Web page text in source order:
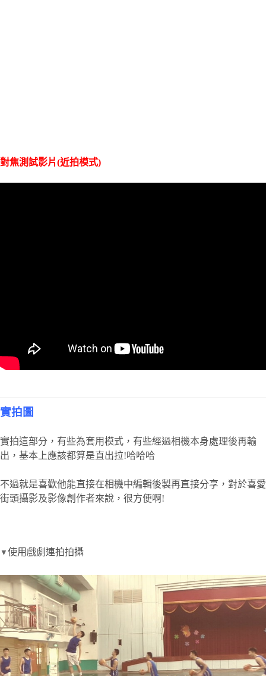
對焦測試影片(近拍模式)
實拍圖
實拍這部分，有些為套用模式，有些經過相機本身處理後再輸
出，基本上應該都算是直出拉!哈哈哈
不過就是喜歡他能直接在相機中編輯後製再直接分享，對於喜愛
街頭攝影及影像創作者來說，很方便啊!
▼ 使用戲劇連拍拍攝